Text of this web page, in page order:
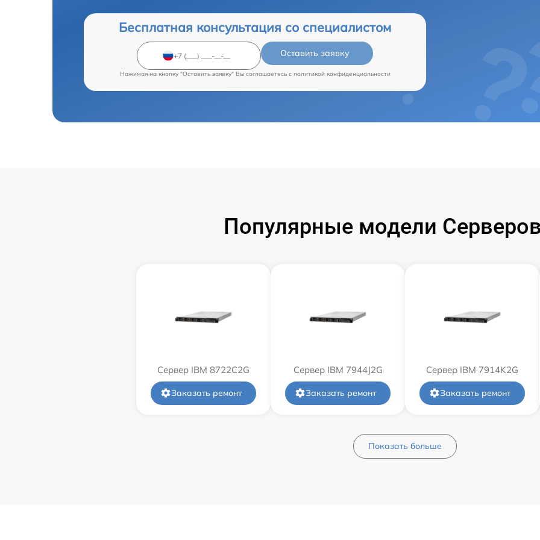
Бесплатная консультация со специалистом
Оставить заявку
Нажимая на кнопку "Оставить заявку" Вы соглашаетесь c политикой конфиденциальности
Популярные модели
Сервер IBM 8722C2G
Заказать ремонт
Сервер IBM 7944J2G
Заказать ремонт
Сервер IBM 7914K2G
Заказать ремонт
Показать больше